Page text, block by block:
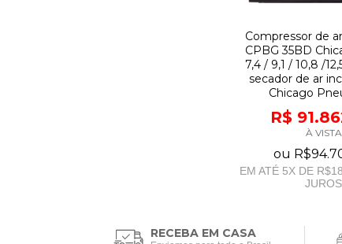
Compressor de
CPBG 35BD
7,4 / 9,1 / 10,8 /
secador de ar
Chicago
R$
À VISTA
ou
EM ATÉ 5X DE
JUROS
RECEBA EM CASA